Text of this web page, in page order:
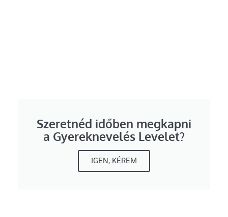
Szeretnéd időben megkapni
a Gyereknevelés Levelet?
IGEN, KÉREM